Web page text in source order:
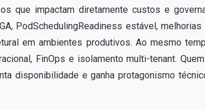
que impactam diretamente custos e
PodSchedulingReadiness estável, melhorias
em ambientes produtivos. Ao mesmo
FinOps e isolamento multi-tenant.
disponibilidade e ganha protagonismo